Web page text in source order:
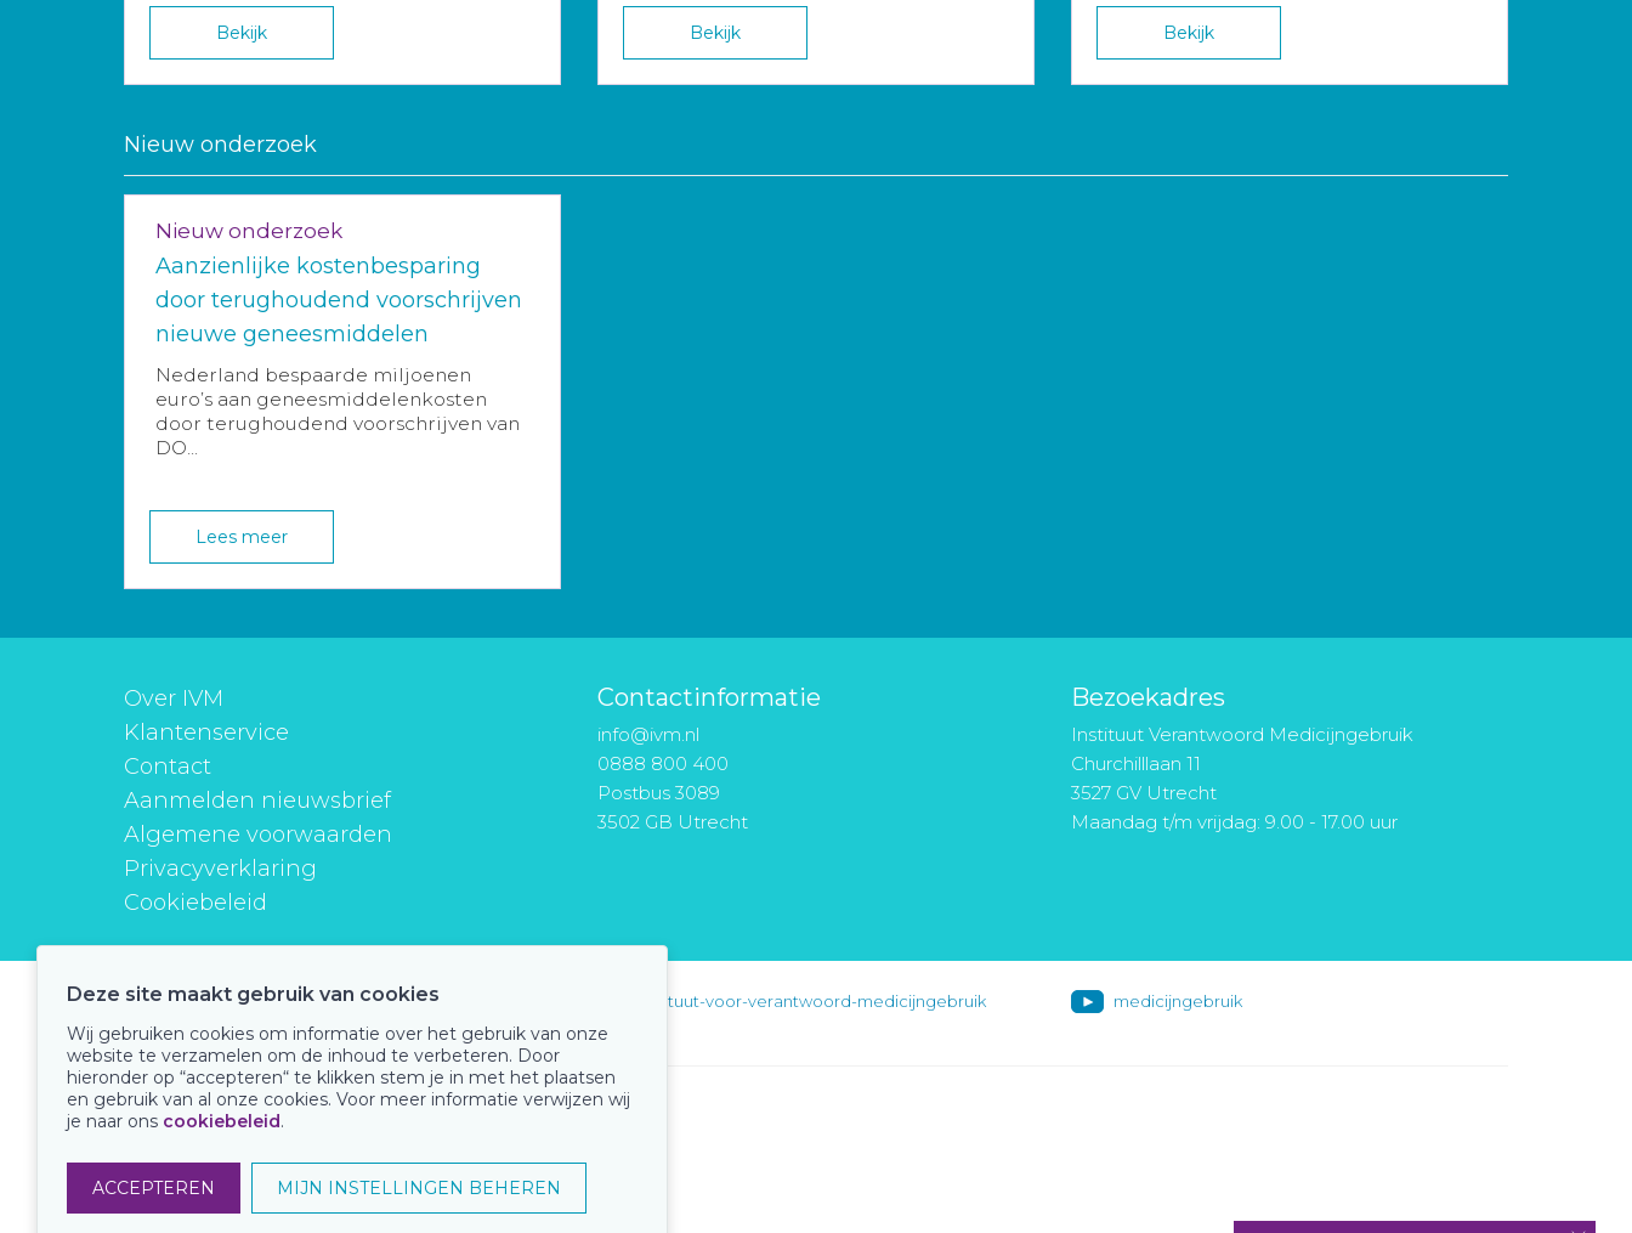
Bekijk Bekijk Bekijk
Nieuw onderzoek
Nieuw onderzoek
Aanzienlijke kostenbesparing
door terughoudend voorschrijven
nieuwe geneesmiddelen
Nederland bespaarde miljoenen
euro’s aan geneesmiddelenkosten
door terughoudend voorschrijven van
DO...
Lees meer
Over IVM
Klantenservice
Contact
Aanmelden nieuwsbrief
Algemene voorwaarden
Privacyverklaring
Cookiebeleid
Contactinformatie
info@ivm.nl
0888 800 400
Postbus 3089
3502 GB Utrecht
Bezoekadres
Instituut Verantwoord Medicijngebruik
Churchilllaan 11
3527 GV Utrecht
Maandag t/m vrijdag: 9.00 - 17.00 uur
instituutverantwoordmedicijngebruik instituut-voor-verantwoord-medicijngebruik medicijngebruik
Onze keurmerken
Deze site maakt gebruik van cookies
Wij gebruiken cookies om informatie over het gebruik van onze
website te verzamelen om de inhoud te verbeteren. Door
hieronder op “accepteren“ te klikken stem je in met het plaatsen
en gebruik van al onze cookies. Voor meer informatie verwijzen wij
je naar ons cookiebeleid.
ACCEPTEREN MIJN INSTELLINGEN BEHEREN